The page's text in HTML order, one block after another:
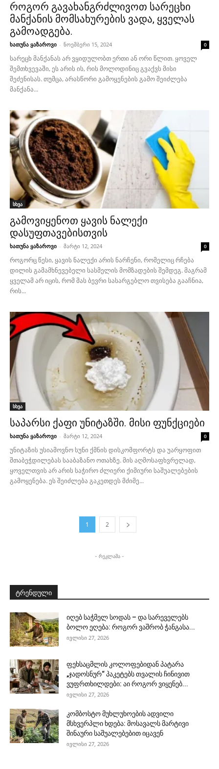
როგორ გავახანგრძლივოთ სარეცხი
მანქანის მომსახურების ვადა, ყველას
გამოადგება.
ხათუნა ყაზაროვი - ნოემბერი 15, 2024 0
სარეცხ მანქანას არ ვყიდულობთ ერთი ან ორი წლით. ყოველ
შემთხვევაში, ეს არის ის, რის მოლოდინიც გვაქვს მისი
შეძენისას. თუმცა, არასწორი გამოყენების გამო შეიძლება
მანქანა...
სხვა
გამოვიყენოთ ყავის ნალექი
დასუფთავებისთვის
ხათუნა ყაზაროვი - მარტი 12, 2024 0
როგორც წესი, ყავის ნალექი არის ნარჩენი, რომელიც რჩება
დილის გამამხნევებელი სასმელის მომზადების შემდეგ. მაგრამ
ყველამ არ იცის, რომ მას ბევრი სასარგებლო თვისება გააჩნია,
რის...
სხვა
საპარსი ქაფი უნიტაზში. მისი ფუნქციები
ხათუნა ყაზაროვი - მარტი 12, 2024 0
უნიტაზის უსიამოვნო სუნი ქმნის დისკომფორტს და უარყოფით
შთაბეჭდილებას სააბაზანო ოთახზე. მის აღმოსაფხვრელად,
ყოველთვის არ არის საჭირო ძლიერი ქიმიური საშუალებების
გამოყენება. ეს შეიძლება გაკეთდეს მძიმე...
1 2
- რეკლამა -
ტრენდული
იღებ საჭმელ სოდას – და სარეველებს
ბოლო ეღება: როგორ ვაშრობ ჭანგასა...
ივლისი 27, 2026
ფეხსაცმლის კოლოფებიდან პატარა
„ჯადოსნურ“ პაკეტებს თვალის ჩინივით
ვუფრთხილდები: აი როგორ ვიყენებ...
ივლისი 27, 2026
კომბოსტო მუხლუხოების ადვილი
მსხვერპლი ხდება: მოსავალს მარტივი
შინაური საშუალებებით იცავენ
ივლისი 27, 2026